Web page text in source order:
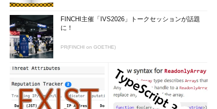
FINCHI主催「IVS2026」トークセッションが話題
に！
PR(FINCHI on GOETHE)